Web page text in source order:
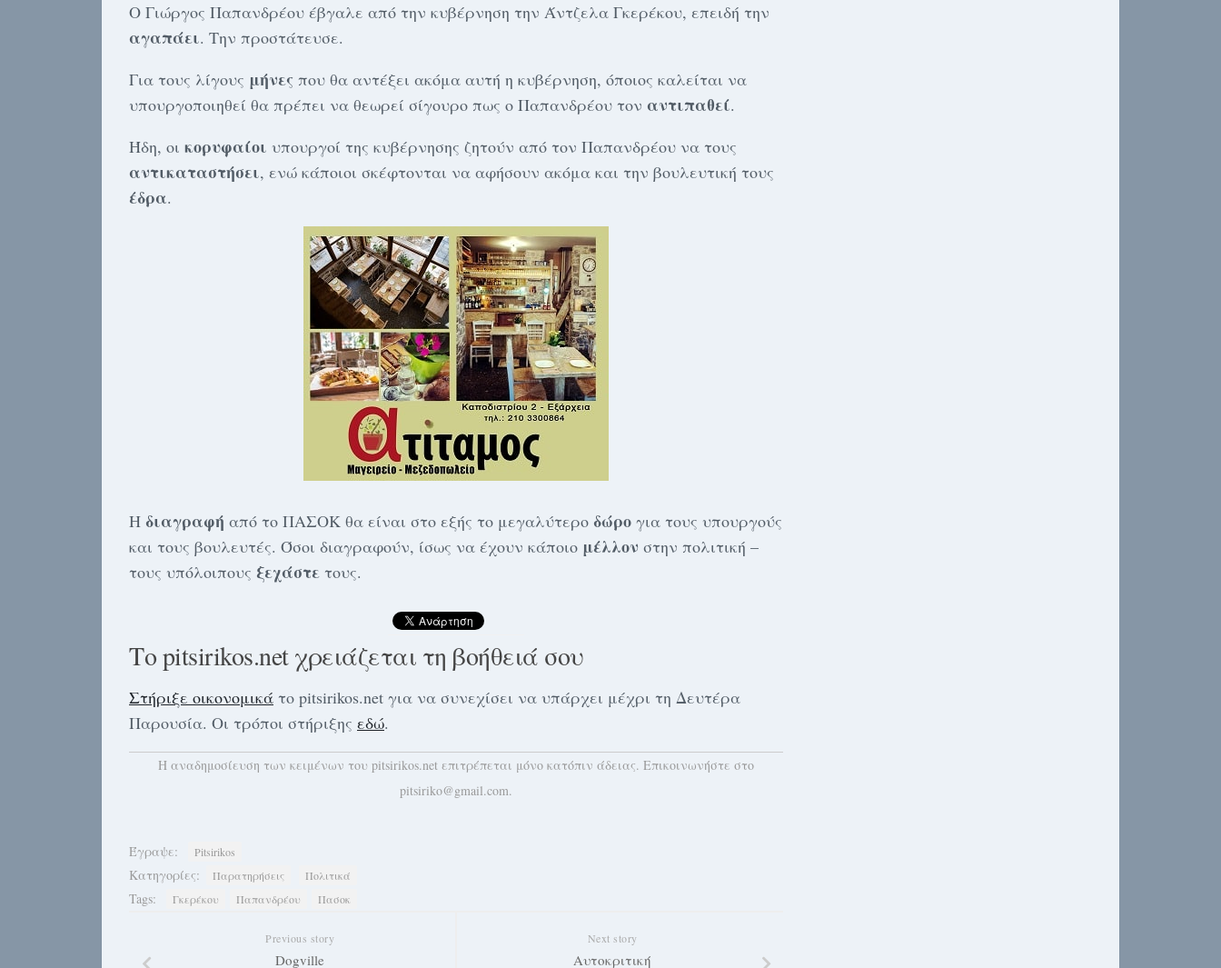
Ο Γιώργος Παπανδρέου έβγαλε από την κυβέρνηση την Άντζελα Γκερέκου, επειδή την
αγαπάει. Την προστάτευσε.
Για τους λίγους μήνες που θα αντέξει ακόμα αυτή η κυβέρνηση, όποιος καλείται να
υπουργοποιηθεί θα πρέπει να θεωρεί σίγουρο πως ο Παπανδρέου τον αντιπαθεί.
Ήδη, οι κορυφαίοι υπουργοί της κυβέρνησης ζητούν από τον Παπανδρέου να τους
αντικαταστήσει, ενώ κάποιοι σκέφτονται να αφήσουν ακόμα και την βουλευτική τους
έδρα.
Η διαγραφή από το ΠΑΣΟΚ θα είναι στο εξής το μεγαλύτερο δώρο για τους υπουργούς
και τους βουλευτές. Όσοι διαγραφούν, ίσως να έχουν κάποιο μέλλον στην πολιτική –
τους υπόλοιπους ξεχάστε τους.
Το pitsirikos.net χρειάζεται τη βοήθειά σου
Στήριξε οικονομικά το pitsirikos.net για να συνεχίσει να υπάρχει μέχρι τη Δευτέρα
Παρουσία. Οι τρόποι στήριξης εδώ.
H αναδημοσίευση των κειμένων του pitsirikos.net επιτρέπεται μόνο κατόπιν άδειας. Επικοινωνήστε στο
pitsiriko@gmail.com.
Έγραψε: Pitsirikos
Κατηγορίες: Παρατηρήσεις Πολιτικά
Tags: Γκερέκου Παπανδρέου Πασοκ
Next story
Αυτοκριτική
Previous story
Dogville